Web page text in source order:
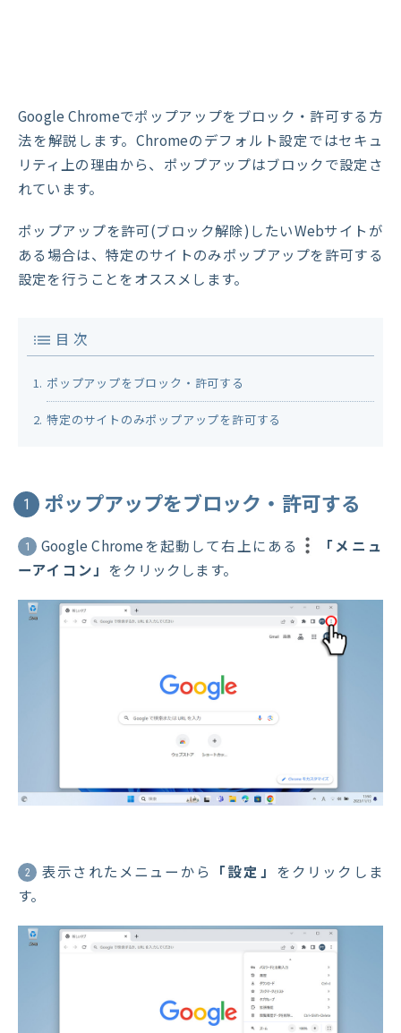
Google Chromeでポップアップをブロック・許可する方
法を解説します。Chromeのデフォルト設定ではセキュ
リティ上の理由から、ポップアップはブロックで設定さ
れています。
ポップアップを許可(ブロック解除)したいWebサイトが
ある場合は、特定のサイトのみポップアップを許可する
設定を行うことをオススメします。
目 次
ポップアップをブロック・許可する
特定のサイトのみポップアップを許可する
1 ポップアップをブロック・許可する
1 Google Chromeを起動して右上にある
「メニュ
ーアイコン」 をクリックします。
2 表示されたメニューから 「設定」
をクリックしま
す。